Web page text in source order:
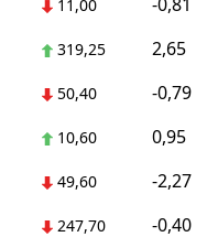
Osmaniye
11,00
319,25 2,65
50,40 -0,79
10,60 0,95
49,60 -2,27
247,70 -0,40